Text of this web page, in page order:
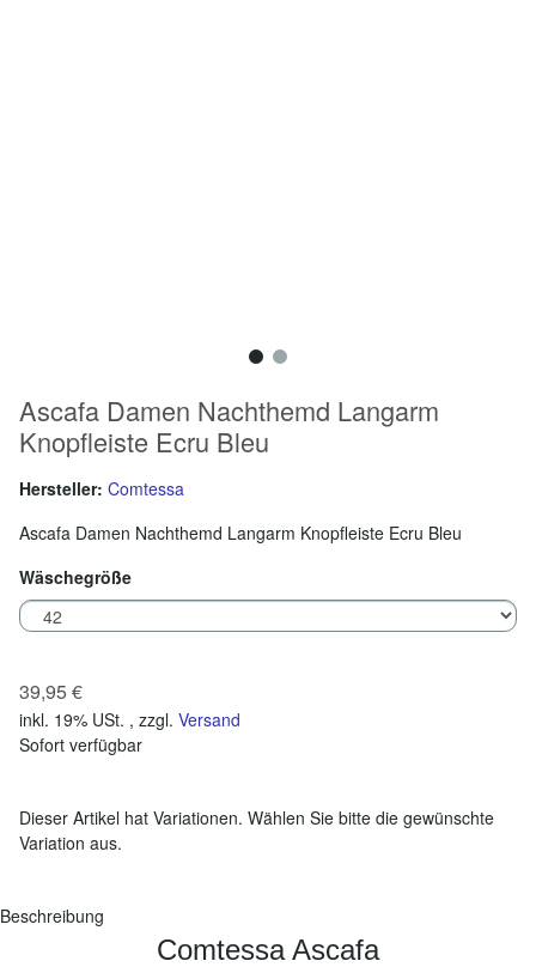
Ascafa Damen Nachthemd Langarm
Knopfleiste Ecru Bleu
Hersteller: Comtessa
Ascafa Damen Nachthemd Langarm Knopfleiste Ecru Bleu
Wäschegröße
39,95 €
inkl. 19% USt. , zzgl. Versand
Sofort verfügbar
x
Dieser Artikel hat Variationen. Wählen Sie bitte die gewünschte
Variation aus.
Beschreibung
Comtessa Ascafa